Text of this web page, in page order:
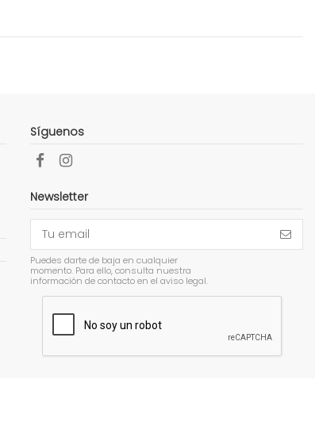
Síguenos
Newsletter
Puedes darte de baja en cualquier
momento. Para ello, consulta nuestra
información de contacto en el aviso legal.